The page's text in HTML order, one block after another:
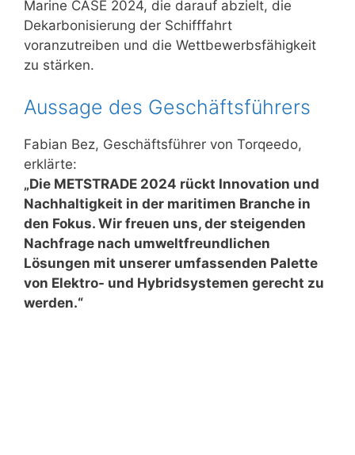
Marine CASE 2024, die darauf abzielt, die
Dekarbonisierung der Schifffahrt
voranzutreiben und die Wettbewerbsfähigkeit
zu stärken.
Aussage des Geschäftsführers
Fabian Bez, Geschäftsführer von Torqeedo,
erklärte:
„Die METSTRADE 2024 rückt Innovation und
Nachhaltigkeit in der maritimen Branche in
den Fokus. Wir freuen uns, der steigenden
Nachfrage nach umweltfreundlichen
Lösungen mit unserer umfassenden Palette
von Elektro- und Hybridsystemen gerecht zu
werden.“